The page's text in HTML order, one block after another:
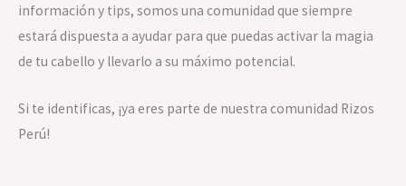
información y tips, somos una comunidad que siempre
estará dispuesta a ayudar para que puedas activar la magia
de tu cabello y llevarlo a su máximo potencial.
Si te identificas, ¡ya eres parte de nuestra comunidad Rizos
Perú!